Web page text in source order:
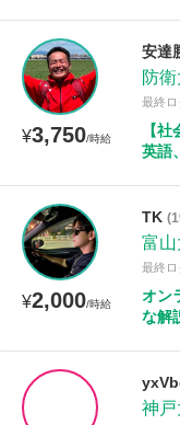
¥3,750/時給
安達
防
最終
【
英語
¥2,000/時給
TK
富山
最終
オン
な解
神戸